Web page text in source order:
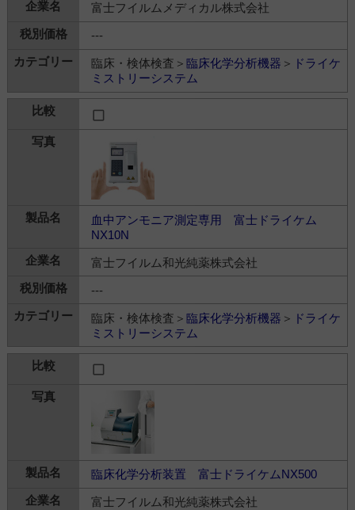
富士フイルムメディカル株式会社
---
臨床・検体検査＞ 臨床化学分析機器 ＞ ドライケ
ミストリーシステム
血中アンモニア測定専用 富士ドライケム
NX10N
富士フイルム和光純薬株式会社
---
臨床・検体検査＞ 臨床化学分析機器 ＞ ドライケ
ミストリーシステム
臨床化学分析装置 富士ドライケムNX500
富士フイルム和光純薬株式会社